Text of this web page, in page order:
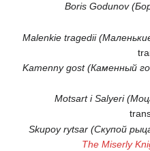
Boris Godunov
Malenkie tragedii
Kamenny gost (Каменный
Motsart i Salyeri
Skupoy rytsar (Скупой
The Miserly